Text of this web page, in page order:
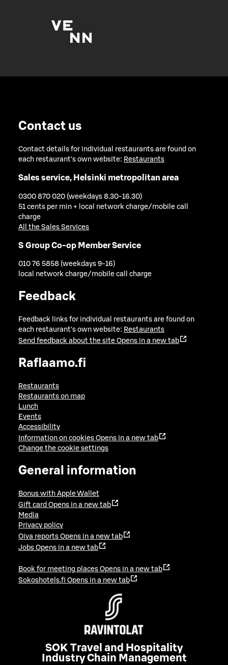
Contact us
Contact details for individual restaurants are found on
each restaurant's own website: Restaurants
Sales service, Helsinki metropolitan area
0300 870 020 (weekdays 8.30-16.30)
51 cents per min + local network charge/mobile call
charge
All the Sales Services
S Group Co-op Member Service
010 76 5858 (weekdays 9-16)
local network charge/mobile call charge
Feedback
Feedback links for individual restaurants are found on
each restaurant's own website: Restaurants
Send feedback about the site Opens in a new tab
Raflaamo.fi
Restaurants
Restaurants on map
Lunch
Events
Accessibility
Information on cookies Opens in a new tab
Change the cookie settings
General information
Bonus with Apple Wallet
Gift card Opens in a new tab
Media
Privacy policy
Oiva reports Opens in a new tab
Jobs Opens in a new tab
Book for meeting places Opens in a new tab
Sokoshotels.fi Opens in a new tab
SOK Travel and Hospitality
Industry Chain Management